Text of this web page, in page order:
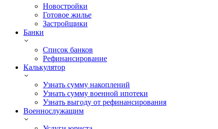
Новостройки
Готовое жилье
Застройщики
Банки
Список банков
Рефинансирование
Калькулятор
Узнать сумму накоплений
Узнать сумму военной ипотеки
Узнать выгоду от рефинансирования
Военнослужащим